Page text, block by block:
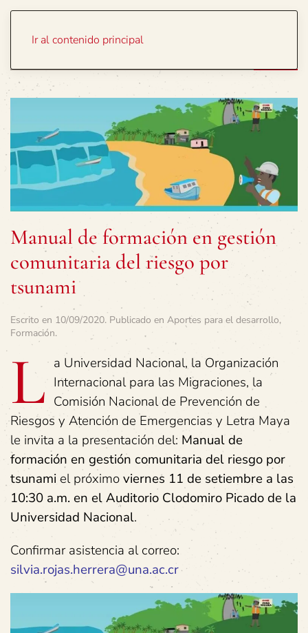
Ir al contenido principal
Manual de formación en gestión
comunitaria del riesgo por
tsunami
Escrito en 10/09/2020. Publicado en Aportes para el desarrollo,
Formación.
L a Universidad Nacional, la Organización
Internacional para las Migraciones, la
Comisión Nacional de Prevención de
Riesgos y Atención de Emergencias y Letra Maya
le invita a la presentación del: Manual de
formación en gestión comunitaria del riesgo por
tsunamiel próximoviernes 11 de setiembre a las
10:30 a.m. en el Auditorio Clodomiro Picado de la
Universidad Nacional.
Confirmar asistencia al correo:
silvia.rojas.herrera@una.ac.cr